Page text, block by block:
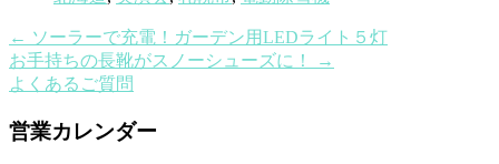
← ソーラーで充電！ガーデン用LEDライト５灯
お手持ちの長靴がスノーシューズに！
→
よくあるご質問
営業カレンダー